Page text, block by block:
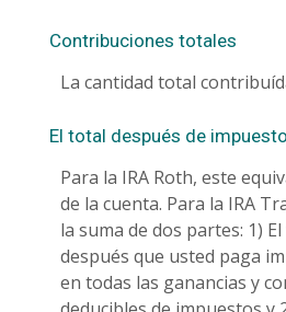
Contribuciones totales
La cantidad total
El total después de
Para la IRA Roth, este
de la cuenta. Para la IRA
la suma de dos partes: 1)
después que usted paga
en todas las ganancias y